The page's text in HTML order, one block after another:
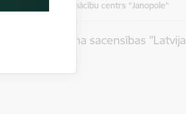
VRK Lauku mācību centrs "Janopole"
biatlona sacensības "Latvija